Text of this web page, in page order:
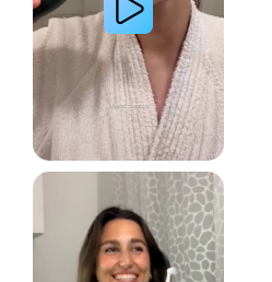
femme avec le système de brosse à dents
Lire la vidéo : Le secret d’une jeune femme